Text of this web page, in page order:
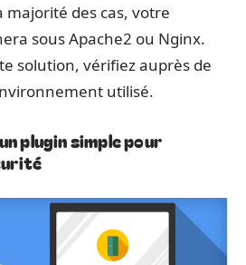
majorité des cas, votre
sous Apache2 ou Nginx.
solution, vérifiez auprès de
utilisé.
plugin simple pour